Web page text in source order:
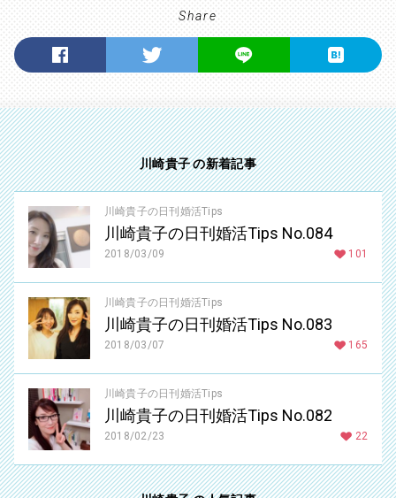
Share
川崎貴子 の新着記事
川崎貴子の日刊婚活Tips
川崎貴子の日刊婚活Tips No.084
2018/03/09 101
川崎貴子の日刊婚活Tips
川崎貴子の日刊婚活Tips No.083
2018/03/07 165
川崎貴子の日刊婚活Tips
川崎貴子の日刊婚活Tips No.082
2018/02/23 22